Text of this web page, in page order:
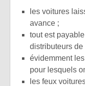
les voitures
avance ;
tout est
distributeurs de
évidemment
pour lesquels
les feux